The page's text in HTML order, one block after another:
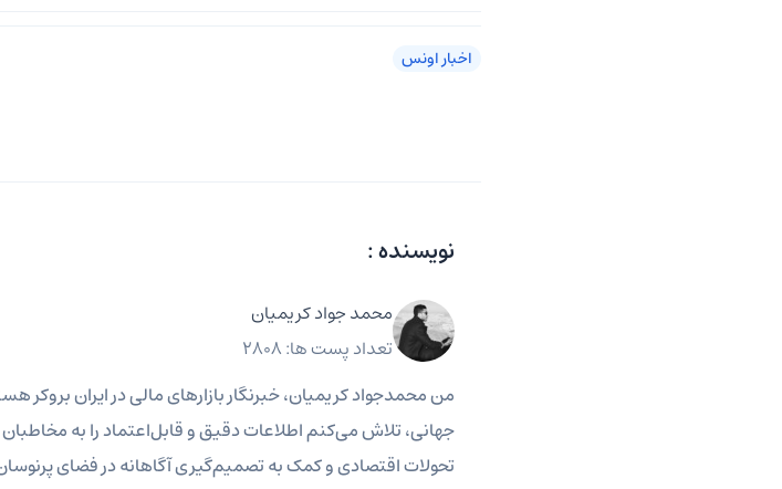
اخبار اونس
نویسنده :
محمد جواد کریمیان
تعداد پست ها: 2808
من محمدجواد کریمیان، خبرنگار بازارهای مالی در ایران بروکر
جهانی، تلاش می‌کنم اطلاعات دقیق و قابل‌اعتماد را به
تحولات اقتصادی و کمک به تصمیم‌گیری آگاهانه در فضای